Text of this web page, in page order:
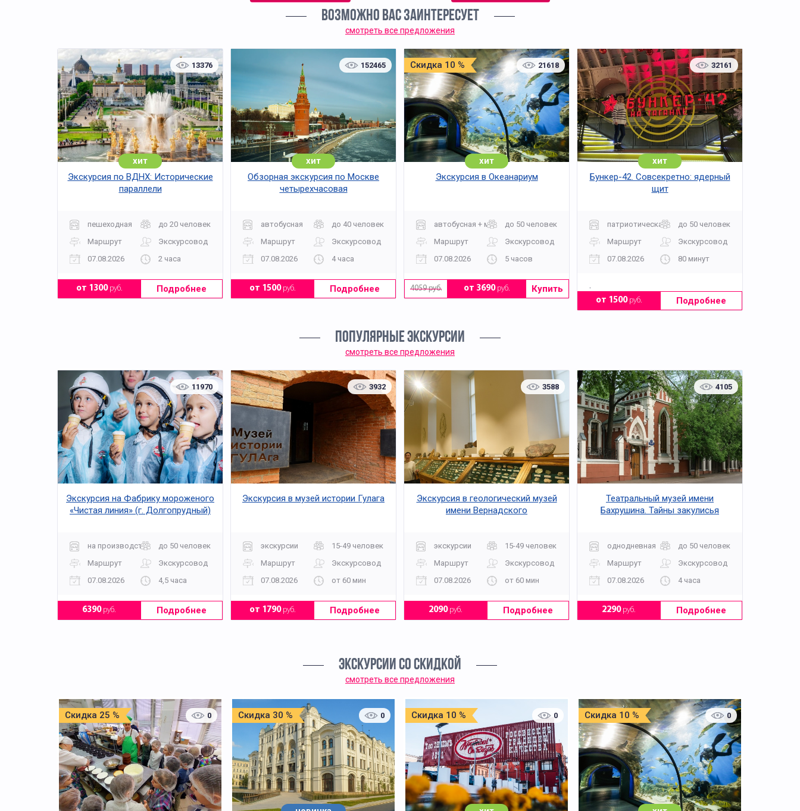
ВОЗМОЖНО ВАС ЗАИНТЕРЕСУЕТ
смотреть все предложения
13376
хит
Экскурсия по ВДНХ: Исторические
параллели
пешеходная
до 20 человек
Маршрут
Экскурсовод
07.08.2026
2 часа
от 1300руб. Подробнее
152465
хит
Обзорная экскурсия по Москве
четырехчасовая
автобусная
до 40 человек
Маршрут
Экскурсовод
07.08.2026
4 часа
от 1500руб. Подробнее
Скидка 10 % 21618
хит
Экскурсия в Океанариум
автобусная + музей до 50 человек
Маршрут
Экскурсовод
07.08.2026
5 часов
4059 руб. от 3690руб. Купить
32161
хит
Бункер-42. Совсекретно: ядерный
щит
патриотическая
до 50 человек
Маршрут
Экскурсовод
07.08.2026
80 минут
.
от 1500руб. Подробнее
ПОПУЛЯРНЫЕ ЭКСКУРСИИ
смотреть все предложения
11970
Экскурсия на Фабрику мороженого
«Чистая линия» (г. Долгопрудный)
на производство
до 50 человек
Маршрут
Экскурсовод
07.08.2026
4,5 часа
6390руб. Подробнее
3932
Экскурсия в музей истории Гулага
экскурсии
15-49 человек
Маршрут
Экскурсовод
07.08.2026
от 60 мин
от 1790руб. Подробнее
3588
Экскурсия в геологический музей
имени Вернадского
экскурсии
15-49 человек
Маршрут
Экскурсовод
07.08.2026
от 60 мин
2090руб. Подробнее
4105
Театральный музей имени
Бахрушина. Тайны закулисья
однодневная
до 50 человек
Маршрут
Экскурсовод
07.08.2026
4 часа
2290руб. Подробнее
ЭКСКУРСИИ СО СКИДКОЙ
смотреть все предложения
Скидка 25 % 0 Скидка 30 % 0 Скидка 10 % 0 Скидка 10 % 0